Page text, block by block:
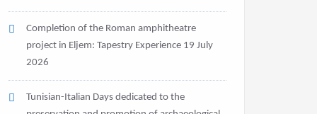
Completion of the Roman amphitheatre
project in Eljem: Tapestry Experience 19 July
2026
Tunisian-Italian Days dedicated to the